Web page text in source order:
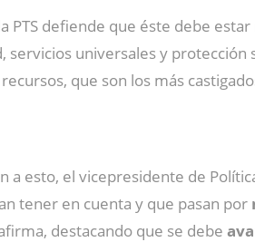
PTS defiende que éste debe
servicios universales y
que son los más
a esto, el vicepresidente de
tener en cuenta y que pasan por
destacando que se debe